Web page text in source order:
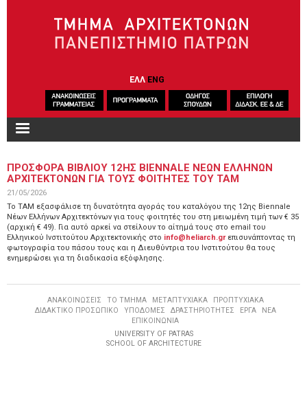
ΕΛΛ ENG
ΠΡΟΣΦΟΡΑ ΒΙΒΛΙΟΥ 12ΗΣ BIENNALE ΝΕΩΝ ΕΛΛΗΝΩΝ
ΑΡΧΙΤΕΚΤΟΝΩΝ ΓΙΑ ΤΟΥΣ ΦΟΙΤΗΤΕΣ ΤΟΥ ΤΑΜ
21/05/2026
Το ΤΑΜ εξασφάλισε τη δυνατότητα αγοράς του καταλόγου της 12ης Biennale
Νέων Ελλήνων Αρχιτεκτόνων για τους φοιτητές του στη μειωμένη τιμή των € 35
(αρχική € 49). Για αυτό αρκεί να στείλουν το αίτημά τους στο email του
Ελληνικού Ινστιτούτου Αρχιτεκτονικής στο info@heliarch.grεπισυνάπτοντας τη
φωτογραφία του πάσου τους και η Διευθύντρια του Ινστιτούτου θα τους
ενημερώσει για τη διαδικασία εξόφλησης.
ΑΝΑΚΟΙΝΩΣΕΙΣ ΤΟ ΤΜΗΜΑ ΜΕΤΑΠΤΥΧΙΑΚΑ
ΠΡΟΠΤΥΧΙΑΚΑ
ΔΙΔΑΚΤΙΚΟ ΠΡΟΣΩΠΙΚΟ
ΥΠΟΔΟΜΕΣ ΔΡΑΣΤΗΡΙΟΤΗΤΕΣ ΕΡΓΑ
ΝΕΑ
ΕΠΙΚΟΙΝΩΝΙΑ
UNIVERSITY OF PATRAS
SCHOOL OF ARCHITECTURE